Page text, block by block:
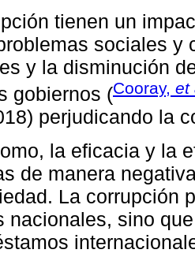
tienen un
sociales y
y la disminución
gobiernos (Cooray, et
perjudicando la
la eficacia y la
de manera
La corrupción
nacionales, sino